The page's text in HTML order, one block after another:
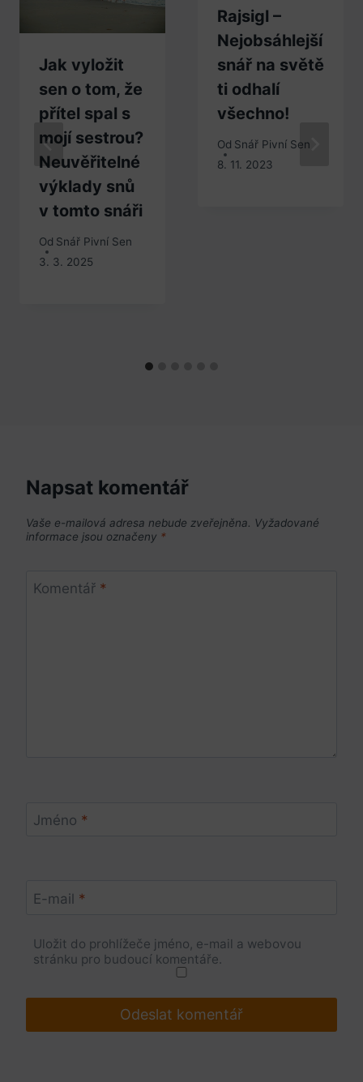
Jak vyložit
sen o tom, že
přítel spal s
mojí sestrou?
Neuvěřitelné
výklady snů
v tomto snáři
Od Snář Pivní Sen
3. 3. 2025
Rajsigl –
Nejobsáhlejší
snář na světě
ti odhalí
všechno!
Od Snář Pivní Sen
8. 11. 2023
Napsat komentář
Vaše e-mailová adresa nebude zveřejněna. Vyžadované
informace jsou označeny *
Komentář *
Jméno *
E-mail *
Uložit do prohlížeče jméno, e-mail a webovou
stránku pro budoucí komentáře.